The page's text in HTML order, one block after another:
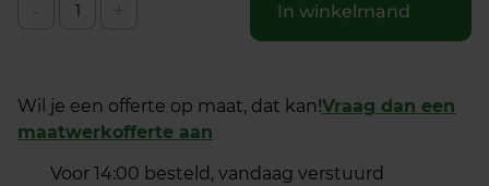
In winkelmand
Wil je een offerte op maat, dat kan!Vraag dan een
maatwerkofferte aan
Voor 14:00 besteld, vandaag verstuurd